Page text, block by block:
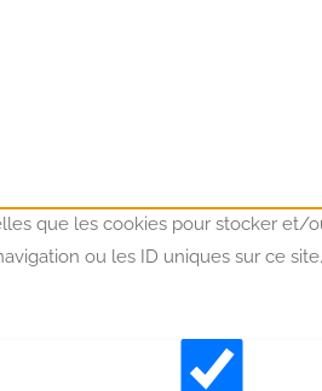
que les cookies pour stocker
ou les ID uniques sur ce